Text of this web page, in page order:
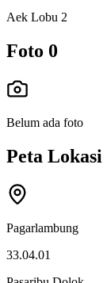
Aek Lobu 2
Foto 0
Belum ada foto
Peta Lokasi
Pagarlambung
33.04.01